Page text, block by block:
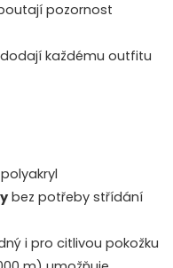
pozornost
každému outfitu
bez potřeby střídání
i pro citlivou pokožku